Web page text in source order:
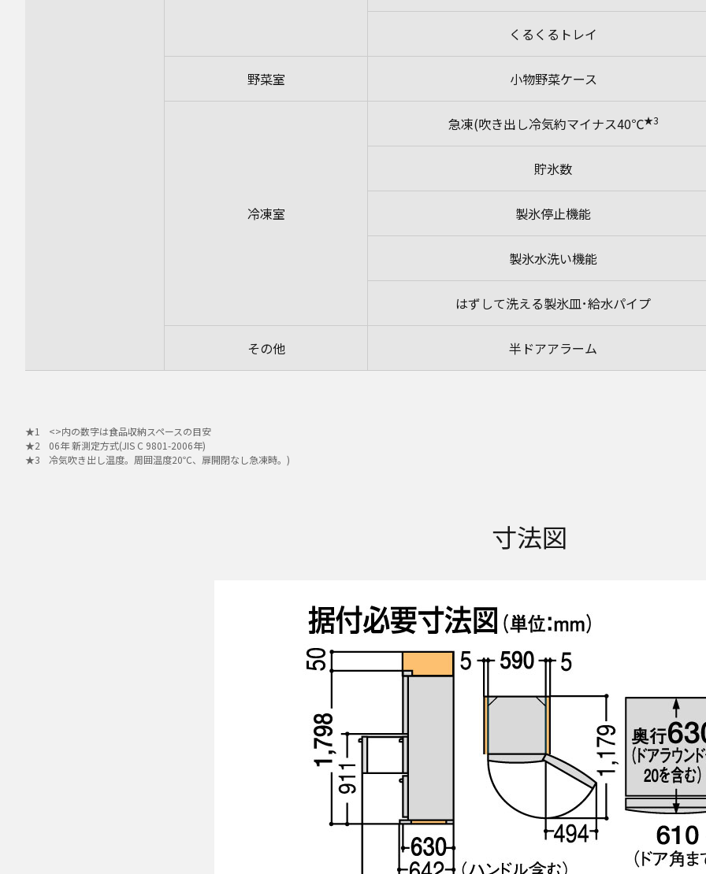
くるくるトレイ
野菜室 小物野菜ケース
冷凍室
急凍(吹き出し冷気約マイナス40℃★3
貯氷数
製氷停止機能
製氷水洗い機能
はずして洗える製氷皿･給水パイプ
その他 半ドアアラーム
<>内の数字は食品収納スペースの目安
06年 新測定方式(JIS C 9801-2006年)
冷気吹き出し温度。周囲温度20℃、扉開閉なし急凍時。)
寸法図